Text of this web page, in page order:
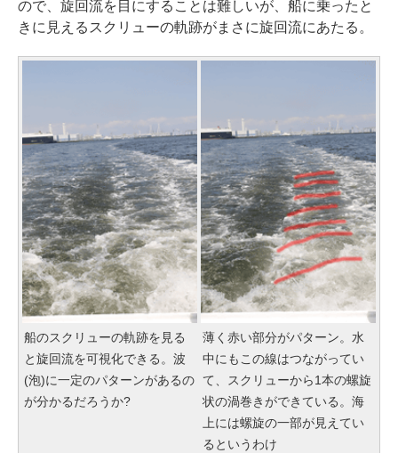
ので、旋回流を目にすることは難しいが、船に乗ったと
きに見えるスクリューの軌跡がまさに旋回流にあたる。
船のスクリューの軌跡を見る
と旋回流を可視化できる。波
(泡)に一定のパターンがあるの
が分かるだろうか?
薄く赤い部分がパターン。水
中にもこの線はつながってい
て、スクリューから1本の螺旋
状の渦巻きができている。海
上には螺旋の一部が見えてい
るというわけ